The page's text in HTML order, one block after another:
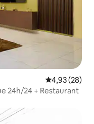
Évaluation
4,93 (28)
24h/24 + Restaurant